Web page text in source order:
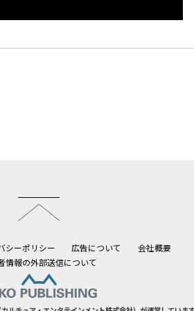
シーポリシー 広告について
会社概要
情報の外部送信について